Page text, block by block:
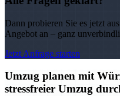
Dann probieren Sie es jetzt
Angebot an – ganz
Jetzt Anfrage starten
Umzug planen mit
stressfreier Umzug